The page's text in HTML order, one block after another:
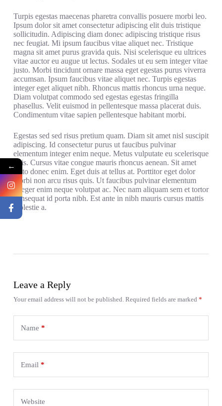
Turpis egestas maecenas pharetra convallis posuere morbi leo.
Ipsum dolor sit amet consectetur adipiscing elit duis tristique
sollicitudin. Adipiscing diam donec adipiscing tristique risus
nec feugiat. Mi ipsum faucibus vitae aliquet nec. Tristique
magna sit amet purus gravida quis. Nisi scelerisque eu ultrices
vitae auctor eu augue ut lectus. Sodales ut eu sem integer vitae
justo. Morbi tincidunt ornare massa eget egestas purus viverra
accumsan. Ipsum faucibus vitae aliquet nec. Turpis egestas
integer eget aliquet nibh. Rhoncus mattis rhoncus urna neque.
Diam volutpat commodo sed egestas egestas fringilla
phasellus. Velit euismod in pellentesque massa placerat duis.
Condimentum vitae sapien pellentesque habitant morbi.
Egestas sed sed risus pretium quam. Diam sit amet nisl suscipit
adipiscing. Id consectetur purus ut faucibus pulvinar
elementum integer enim neque. Metus vulputate eu scelerisque
felis. Cursus vitae congue mauris rhoncus aenean. Sit amet
justo donec enim. Eget duis at tellus at. Porttitor eget dolor
morbi non arcu risus quis. Ut faucibus pulvinar elementum
integer enim neque volutpat ac. Nec nam aliquam sem et tortor
consequat id porta nibh. Est ante in nibh mauris cursus mattis
molestie a.
Leave a Reply
Your email address will not be published. Required fields are marked *
Name *
Email *
Website
←